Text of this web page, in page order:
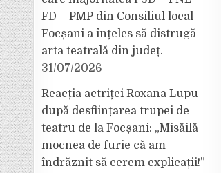
FD – PMP din Consiliul local
Focșani a înțeles să distrugă
arta teatrală din județ.
31/07/2026
Reacția actriței Roxana Lupu
după desființarea trupei de
teatru de la Focșani: „Misăilă
mocnea de furie că am
îndrăznit să cerem explicații!”